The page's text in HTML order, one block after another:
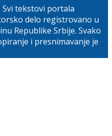
tekstovi portala
delo registrovano u
Republike Srbije. Svako
i presnimavanje je